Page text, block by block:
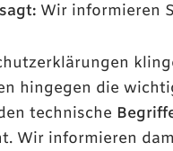
Wir informieren
hingegen die
technische
Wir informieren